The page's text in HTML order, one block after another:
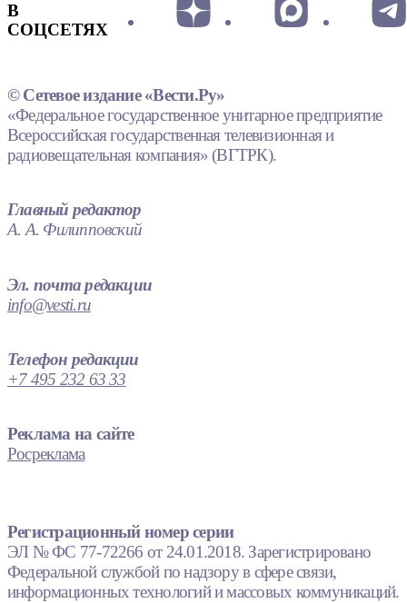
В
СОЦСЕТЯХ
© Сетевое издание «Вести.Ру»
«Федеральное государственное унитарное предприятие
Всероссийская государственная телевизионная и
радиовещательная компания» (ВГТРК).
Главный редактор
А. А. Филипповский
Эл. почта редакции
info@vesti.ru
Телефон редакции
+7 495 232 63 33
Реклама на сайте
Росреклама
Регистрационный номер серии
ЭЛ № ФС 77-72266 от 24.01.2018. Зарегистрировано
Федеральной службой по надзору в сфере связи,
информационных технологий и массовых коммуникаций.